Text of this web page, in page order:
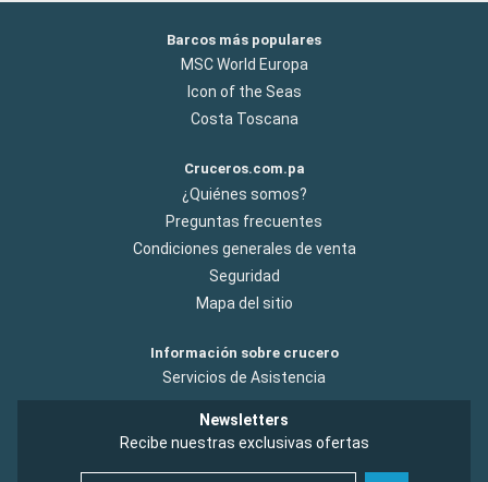
Barcos más populares
MSC World Europa
Icon of the Seas
Costa Toscana
Cruceros.com.pa
¿Quiénes somos?
Preguntas frecuentes
Condiciones generales de venta
Seguridad
Mapa del sitio
Información sobre crucero
Servicios de Asistencia
Newsletters
Recibe nuestras exclusivas ofertas